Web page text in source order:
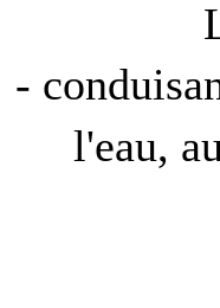
-
l'eau,